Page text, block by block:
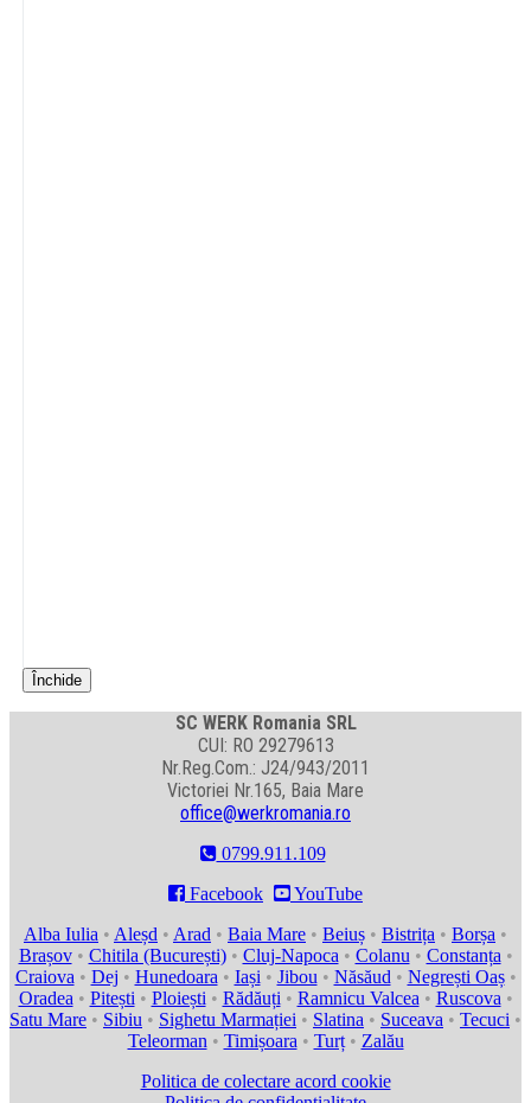
Închide
SC WERK Romania SRL
CUI: RO 29279613
Nr.Reg.Com.: J24/943/2011
Victoriei Nr.165, Baia Mare
office@werkromania.ro
0799.911.109
 Facebook  YouTube
Alba Iulia • Aleșd • Arad • Baia Mare • Beiuș • Bistrița • Borșa •
Brașov• Chitila (București)• Cluj-Napoca • Colanu • Constanța •
Craiova • Dej • Hunedoara • Iași • Jibou • Năsăud • Negrești Oaș•
Oradea • Pitești • Ploiești • Rădăuți • Ramnicu Valcea • Ruscova •
Satu Mare • Sibiu • Sighetu Marmației • Slatina • Suceava • Tecuci •
Teleorman • Timișoara • Turț• Zalău
Politica de colectare acord cookie